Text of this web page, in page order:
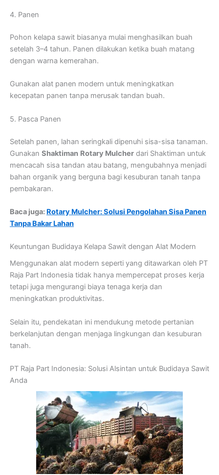
4. Panen
Pohon kelapa sawit biasanya mulai menghasilkan buah
setelah 3–4 tahun. Panen dilakukan ketika buah matang
dengan warna kemerahan.
Gunakan alat panen modern untuk meningkatkan
kecepatan panen tanpa merusak tandan buah.
5. Pasca Panen
Setelah panen, lahan seringkali dipenuhi sisa-sisa tanaman.
Gunakan Shaktiman Rotary Mulcher dari Shaktiman untuk
mencacah sisa tandan atau batang, mengubahnya menjadi
bahan organik yang berguna bagi kesuburan tanah tanpa
pembakaran.
Baca juga: Rotary Mulcher: Solusi Pengolahan Sisa Panen
Tanpa Bakar Lahan
Keuntungan Budidaya Kelapa Sawit dengan Alat Modern
Menggunakan alat modern seperti yang ditawarkan oleh PT
Raja Part Indonesia tidak hanya mempercepat proses kerja
tetapi juga mengurangi biaya tenaga kerja dan
meningkatkan produktivitas.
Selain itu, pendekatan ini mendukung metode pertanian
berkelanjutan dengan menjaga lingkungan dan kesuburan
tanah.
PT Raja Part Indonesia: Solusi Alsintan untuk Budidaya Sawit
Anda